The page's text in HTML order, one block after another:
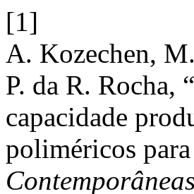
[1]
A. Kozechen,
P. da R. Rocha,
capacidade
poliméricos
Contemporâneas